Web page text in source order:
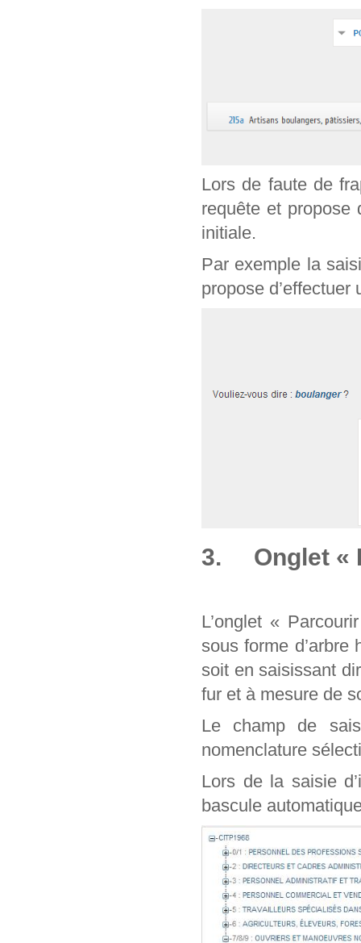
Lors de faute de
requête et propose
initiale.
Par exemple la
propose
3. Onglet «
L’onglet «
sous forme d’arbre
soit en saisissant
fur et à mesure de
Le champ de
nomenclature
Lors de la saisie
bascule